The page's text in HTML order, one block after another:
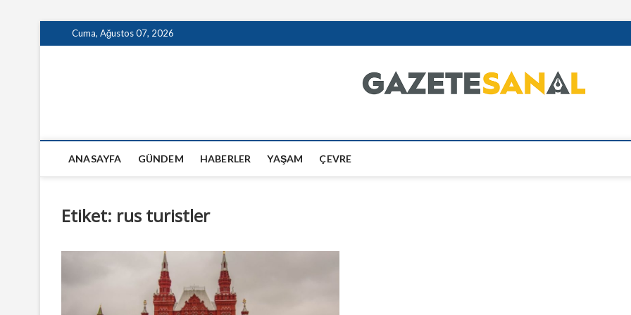
to
Cuma, Ağustos 07, 2026
ANASAYFA GÜNDEM HABERLER YAŞAM ÇEVRE
Etiket: rus turistler